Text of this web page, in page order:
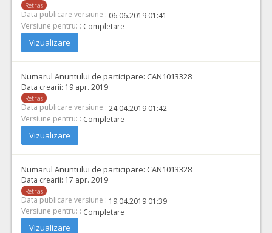
Retras
Data publicare versiune : 06.06.2019 01:41
Versiune pentru: : Completare
Vizualizare
Numarul Anuntului de participare: CAN1013328
Data crearii: 19 apr. 2019
Retras
Data publicare versiune : 24.04.2019 01:42
Versiune pentru: : Completare
Vizualizare
Numarul Anuntului de participare: CAN1013328
Data crearii: 17 apr. 2019
Retras
Data publicare versiune : 19.04.2019 01:39
Versiune pentru: : Completare
Vizualizare